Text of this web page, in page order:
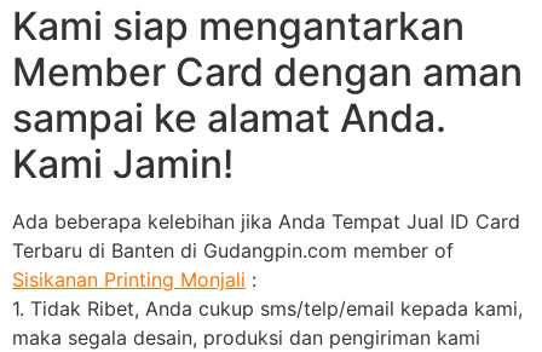
Kami siap mengantarkan
Member Card dengan aman
sampai ke alamat Anda.
Kami Jamin!
Ada beberapa kelebihan jika Anda Tempat Jual ID Card
Terbaru di Banten di Gudangpin.com member of
Sisikanan Printing Monjali :
1. Tidak Ribet, Anda cukup sms/telp/email kepada kami,
maka segala desain, produksi dan pengiriman kami